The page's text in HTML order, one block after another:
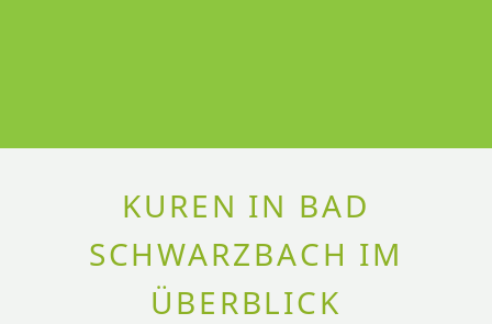
KUREN IN BAD
SCHWARZBACH IM
ÜBERBLICK